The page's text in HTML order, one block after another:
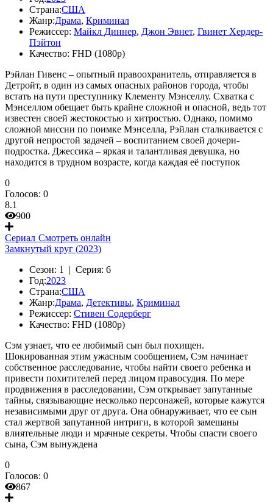
Страна:США
Жанр:Драма, Криминал
Режиссер: Майкл Диннер, Джон Эвнет, Гвинет Хердер-
Пэйтон
Качество: FHD (1080p)
Рэйлан Гивенс – опытный правоохранитель, отправляется в
Детройт, в один из самых опасных районов города, чтобы
встать на пути преступнику Клементу Мэнселлу. Схватка с
Мэнселлом обещает быть крайне сложной и опасной, ведь тот
известен своей жестокостью и хитростью. Однако, помимо
сложной миссии по поимке Мэнселла, Рэйлан сталкивается с
другой непростой задачей – воспитанием своей дочери-
подростка. Джессика – яркая и талантливая девушка, но
находится в трудном возрасте, когда каждая её поступок
0
Голосов: 0
8.1
900
Сериал Смотреть онлайн
Замкнутый круг (2023)
Сезон: 1 | Серия: 6
Год:2023
Страна:США
Жанр:Драма, Детективы, Криминал
Режиссер: Стивен Содерберг
Качество: FHD (1080p)
Сэм узнает, что ее любимый сын был похищен.
Шокированная этим ужасным сообщением, Сэм начинает
собственное расследование, чтобы найти своего ребенка и
привести похитителей перед лицом правосудия. По мере
продвижения в расследовании, Сэм открывает запутанные
тайны, связывающие несколько персонажей, которые кажутся
независимыми друг от друга. Она обнаруживает, что ее сын
стал жертвой запутанной интриги, в которой замешаны
влиятельные люди и мрачные секреты. Чтобы спасти своего
сына, Сэм вынуждена
0
Голосов: 0
867